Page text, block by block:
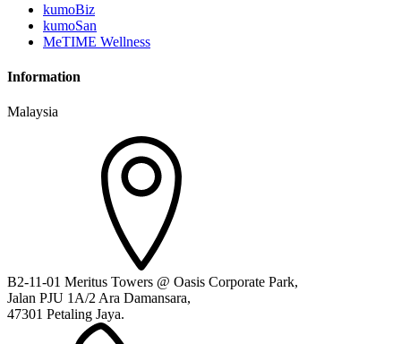
kumoBiz
kumoSan
MeTIME Wellness
Information
Malaysia
B2-11-01 Meritus Towers @ Oasis Corporate Park,
Jalan PJU 1A/2 Ara Damansara,
47301 Petaling Jaya.